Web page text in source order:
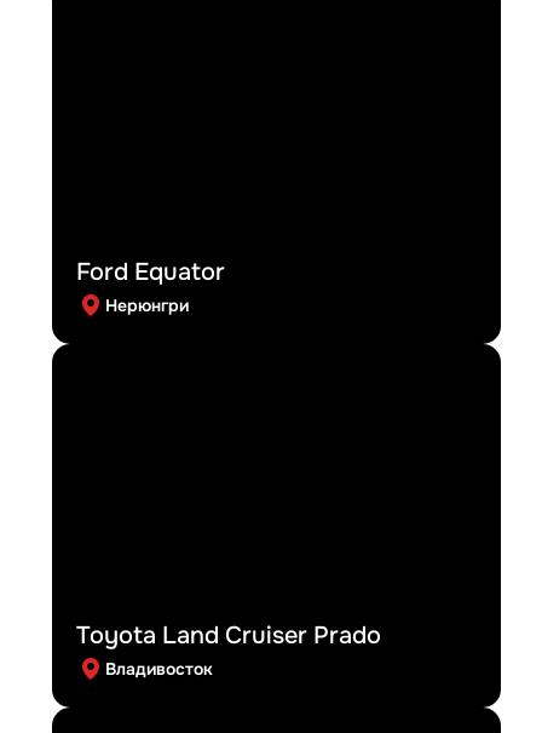
Ford Equator
Нерюнгри
Toyota Land Cruiser Prado
Владивосток